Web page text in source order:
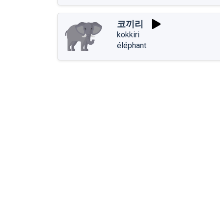
코끼리
kokkiri
éléphant